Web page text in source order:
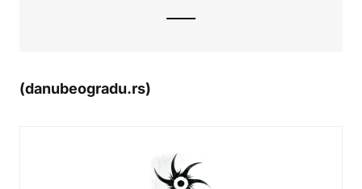
(danubeogradu.rs)